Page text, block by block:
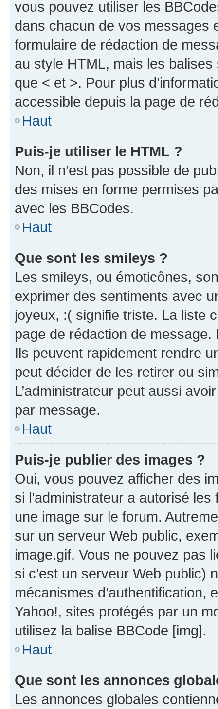
vous pouvez utiliser les
dans chacun de vos messages
formulaire de rédaction de
au style HTML, mais les
que < et >. Pour plus
accessible depuis la page de
Haut
Puis-je utiliser le HTML ?
Non, il n’est pas possible de
des mises en forme permises
avec les BBCodes.
Haut
Que sont les smileys ?
Les smileys, ou émoticônes,
exprimer des sentiments avec
joyeux, :( signifie triste. La liste
page de rédaction de
Ils peuvent rapidement rendre
peut décider de les retirer ou
L’administrateur peut aussi
par message.
Haut
Puis-je publier des images ?
Oui, vous pouvez afficher des
si l’administrateur a autorisé
une image sur le forum.
sur un serveur Web public,
image.gif. Vous ne pouvez pas
si c’est un serveur Web public)
mécanismes d’authentification,
Yahoo!, sites protégés par un
utilisez la balise BBCode [img].
Haut
Que sont les annonces
Les annonces globales